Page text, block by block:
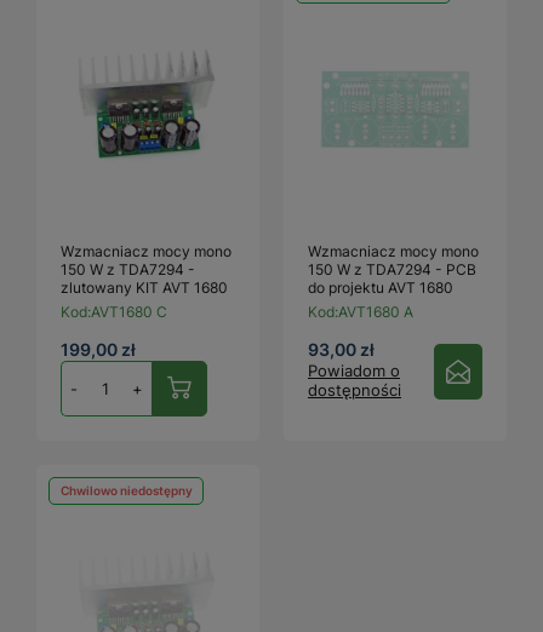
Wzmacniacz mocy mono
150 W z TDA7294 -
zlutowany KIT AVT 1680
Kod:AVT1680 C
199,00 zł
- +
Wzmacniacz mocy mono
150 W z TDA7294 - PCB
do projektu AVT 1680
Kod:AVT1680 A
93,00 zł
Powiadom o
dostępności
Chwilowo niedostępny